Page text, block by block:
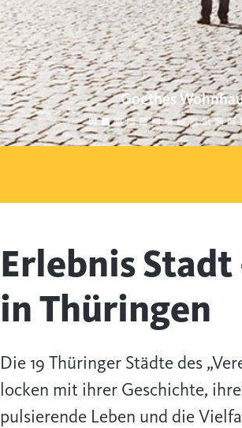
Goethes
Erlebnis
in Thüringen
Die 19 Thüringer Städte des
locken mit ihrer Geschichte,
pulsierende Leben und die